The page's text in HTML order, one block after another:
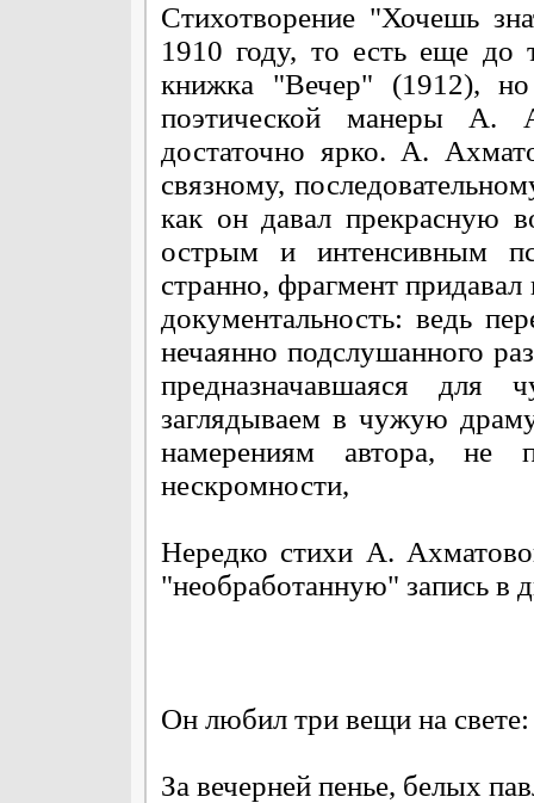
Стихотворение "Хочешь
1910 году, то есть еще до
книжка "Вечер" (1912),
поэтической манеры А.
достаточно ярко. А.
связному,
как он давал прекрасную
острым и интенсивным
странно, фрагмент
документальность: ведь
нечаянно подслушанного
предназначавшаяся
заглядываем в чужую
намерениям автора, не
нескромности,
Нередко стихи А.
"необработанную" запись в
Он любил три вещи на свете:
За вечерней пенье, белых